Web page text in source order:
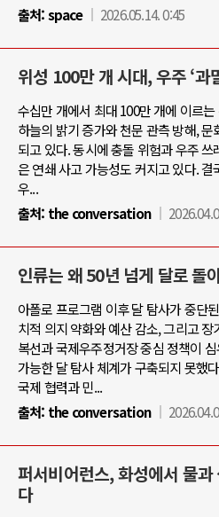
출처:space 2026.05.14. 0:45
위성 100만 개 시대, 우주 ‘과
수십만 개에서 최대 100만 개에 이르
하늘의 밝기 증가와 천문 관측 방해,
되고 있다. 동시에 충돌 위험과 우주 쓰
은 연쇄 사고 가능성도 커지고 있다.
우...
출처: the conversation
인류는 왜 50년 넘게 달로 돌
아폴로 프로그램 이후 달 탐사가 중단
치적 의지 약화와 예산 감소, 그리고
복선과 국제우주정거장 중심 정책이
가능한 달 탐사 체계가 구축되지 못했
국제 협력과 민...
출처: the conversation
퍼서비어런스, 화성에서 물
다